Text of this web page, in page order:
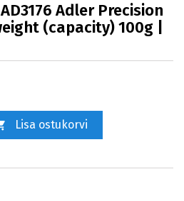
Adler Precision
(capacity) 100g |
Lisa ostukorvi